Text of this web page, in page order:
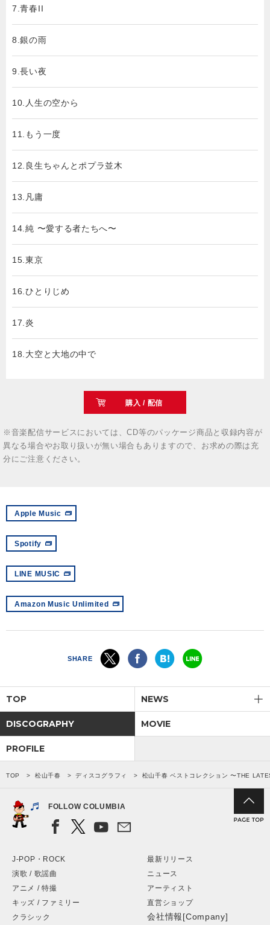
7.青春II
8.銀の雨
9.長い夜
10.人生の空から
11.もう一度
12.良生ちゃんとポプラ並木
13.凡庸
14.純 〜愛する者たちへ〜
15.東京
16.ひとりじめ
17.炎
18.大空と大地の中で
購入 / 配信
※音楽配信サービスにおいては、CD等のパッケージ商品と収録内容が
異なる場合やお取り扱いが無い場合もありますので、お求めの際は充
分にご注意ください。
Apple Music
Spotify
LINE MUSIC
Amazon Music Unlimited
SHARE
TOP NEWS
DISCOGRAPHY MOVIE
PROFILE
TOP 松山千春 ディスコグラフィ 松山千春 ベストコレクション 〜THE
FOLLOW COLUMBIA
J-POP・ROCK
演歌 / 歌謡曲
アニメ / 特撮
キッズ / ファミリー
クラシック
最新リリース
ニュース
アーティスト
直営ショップ
会社情報[Company]